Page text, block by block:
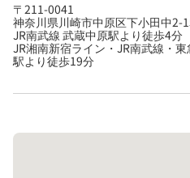
〒211-0041
神奈川県川崎市中原区下小田中2-
JR南武線 武蔵中原駅より徒歩4分
JR湘南新宿ライン・JR南武線・
駅より徒歩19分